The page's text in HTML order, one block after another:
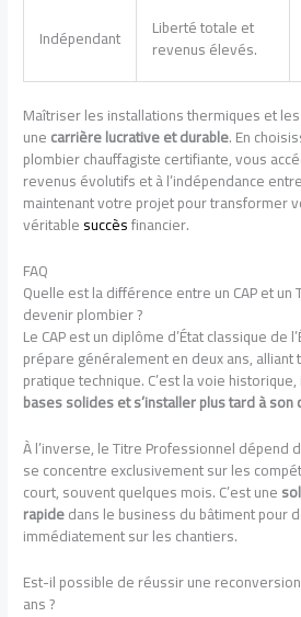
Indépendant Liberté totale et
revenus élevés.
Maîtriser les installations thermiques et
unecarrière lucrative et durable. En
plombier chauffagiste certifiante, vous
revenus évolutifs et à l’indépendance
maintenant votre projet pour transformer
véritablesuccèsfinancier.
FAQ
Quelle est la différence entre un CAP et
devenir plombier ?
Le CAP est un diplôme d’État classique de
prépare généralement en deux ans,
pratique technique. C’est la voie
bases solides et s’installer plus tard à
À l’inverse, le Titre Professionnel dépend
se concentre exclusivement sur les
court, souvent quelques mois. C’est une
rapidedans le business du bâtiment pour
immédiatement sur les chantiers.
Est-il possible de réussir une
ans ?